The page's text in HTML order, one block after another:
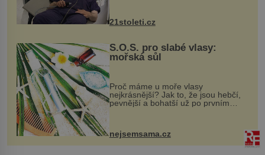
k dostatečně přesnému zacílení ...
21stoleti.cz
S.O.S. pro slabé vlasy:
mořská sůl
Proč máme u moře vlasy
nejkrásnější? Jak to, že jsou hebčí,
pevnější a bohatší už po prvním
vlasy. ...
nejsemsama.cz